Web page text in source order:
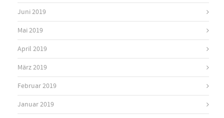
Juni 2019
Mai 2019
April 2019
März 2019
Februar 2019
Januar 2019